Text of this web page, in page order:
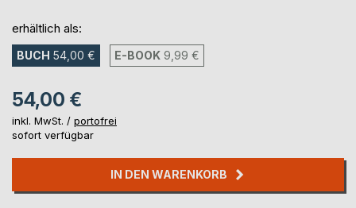
erhältlich als:
BUCH 54,00 € E-BOOK 9,99 €
54,00 €
inkl. MwSt. / portofrei
sofort verfügbar
IN DEN WARENKORB